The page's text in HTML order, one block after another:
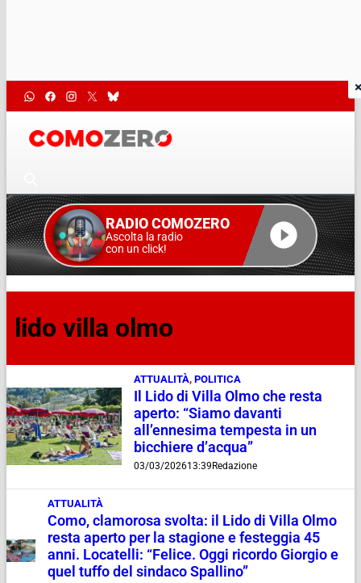
RADIO COMOZERO
Ascolta la radio
con un click!
lido villa olmo
ATTUALITÀ, POLITICA
Il Lido di Villa Olmo che resta
aperto: “Siamo davanti
all’ennesima tempesta in un
bicchiere d’acqua”
03/03/202613:39Redazione
ATTUALITÀ
Como, clamorosa svolta: il Lido di Villa Olmo
resta aperto per la stagione e festeggia 45
anni. Locatelli: “Felice. Oggi ricordo Giorgio e
quel tuffo del sindaco Spallino”